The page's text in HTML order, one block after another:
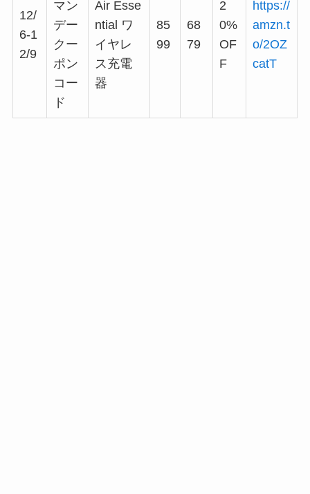
12/
6-1
2/9
マン
デー
クー
ポン
コー
ド
Air Esse
ntial ワ
イヤレ
ス充電
器
85
99
68
79
2
0%
OF
F
https://
amzn.t
o/2OZ
catT